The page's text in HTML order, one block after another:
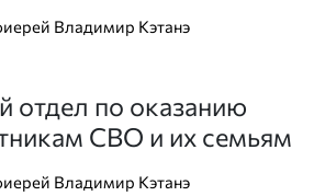
Владимир Кэтанэ
отдел по оказанию
СВО и их семьям
Владимир Кэтанэ